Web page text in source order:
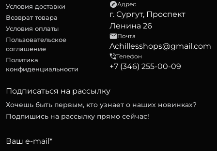
Условия доставки
Возврат товара
Условия оплаты
Пользовательское
соглашение
Политика
конфиденциальности
Адрес
г. Сургут, Проспект
Ленина 26
Почта
Achillesshops@gmail.com
Телефон
+7 (346) 255-00-09
Подписаться на рассылку
Хочешь быть первым, кто узнает о наших новинках?
Подпишись на рассылку прямо сейчас!